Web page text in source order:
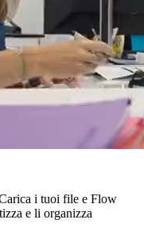
i tuoi file e Flow
e li organizza